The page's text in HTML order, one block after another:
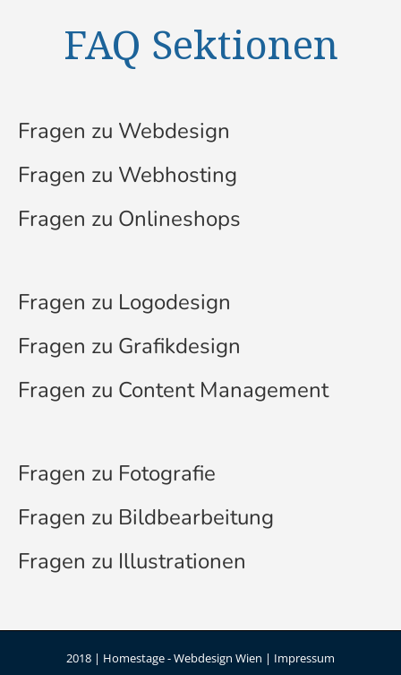
FAQ Sektionen
Fragen zu Webdesign
Fragen zu Webhosting
Fragen zu Onlineshops
Fragen zu Logodesign
Fragen zu Grafikdesign
Fragen zu Content Management
Fragen zu Fotografie
Fragen zu Bildbearbeitung
Fragen zu Illustrationen
2018 | Homestage -Webdesign Wien | Impressum